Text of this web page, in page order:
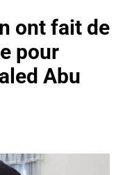
ont fait de
pour
Abu